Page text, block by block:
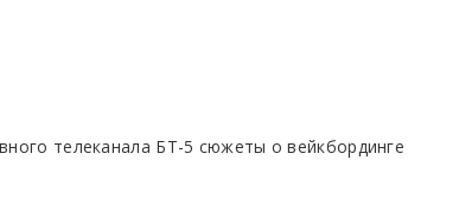
телеканала БТ-5 сюжеты о вейкбординге